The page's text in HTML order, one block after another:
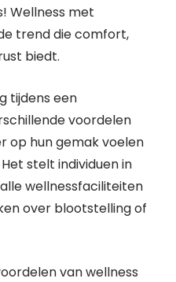
Wellness met
trend die comfort,
biedt.
tijdens een
voordelen
op hun gemak voelen
stelt individuen in
wellnessfaciliteiten
over blootstelling of
van wellness